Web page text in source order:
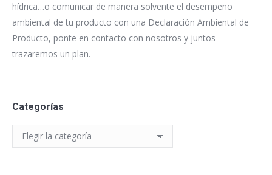
hídrica…o comunicar de manera solvente el desempeño
ambiental de tu producto con una Declaración Ambiental de
Producto, ponte en contacto con nosotros y juntos
trazaremos un plan.
Categorías
Categorías